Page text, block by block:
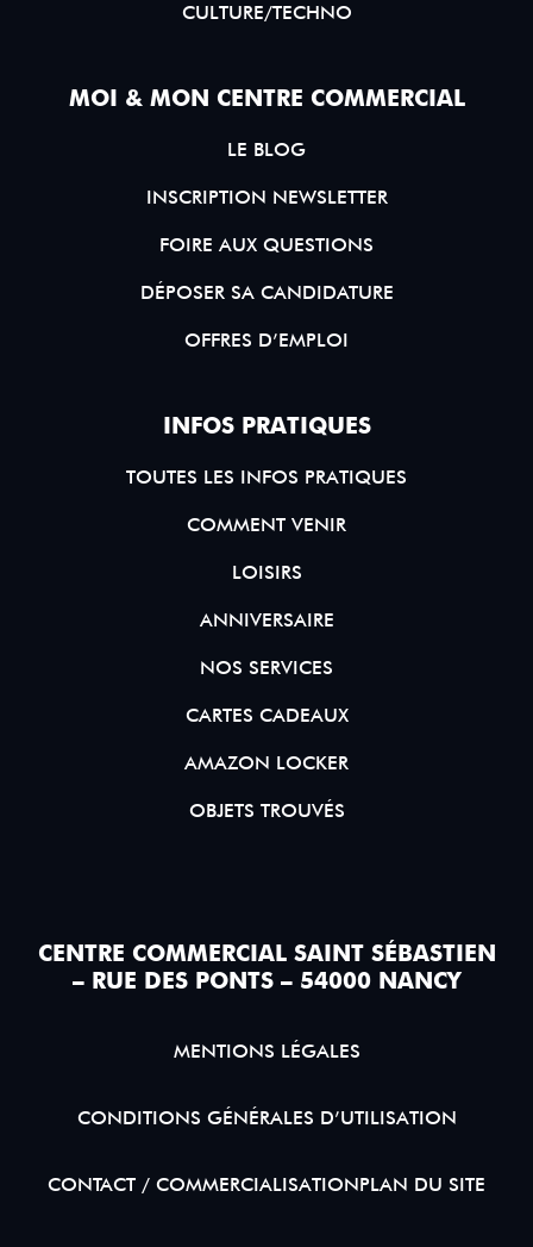
CULTURE/TECHNO
MOI & MON CENTRE COMMERCIAL
LE BLOG
INSCRIPTION NEWSLETTER
FOIRE AUX QUESTIONS
DÉPOSER SA CANDIDATURE
OFFRES D’EMPLOI
INFOS PRATIQUES
TOUTES LES INFOS PRATIQUES
COMMENT VENIR
LOISIRS
ANNIVERSAIRE
NOS SERVICES
CARTES CADEAUX
AMAZON LOCKER
OBJETS TROUVÉS
CENTRE COMMERCIAL SAINT SÉBASTIEN
– RUE DES PONTS – 54000 NANCY
MENTIONS LÉGALES
CONDITIONS GÉNÉRALES D’UTILISATION
CONTACT / COMMERCIALISATIONPLAN DU SITE